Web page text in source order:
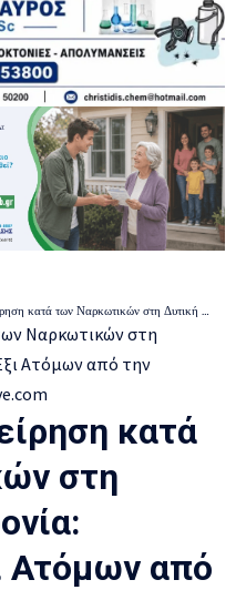
στη Δυτική Μακεδονία: Συλλήψεις Έξι Ατόμων από την Αστυνομία Κοζάνης
κατά
στη
Ατόμων από